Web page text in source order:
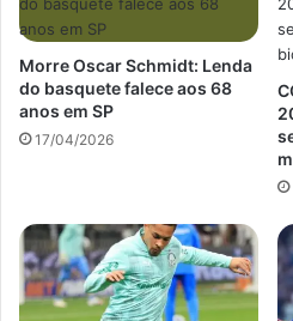
Morre Oscar Schmidt: Lenda
do basquete falece aos 68
anos em SP
17/04/2026